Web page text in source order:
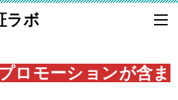
ラボ
ロモーションが含ま